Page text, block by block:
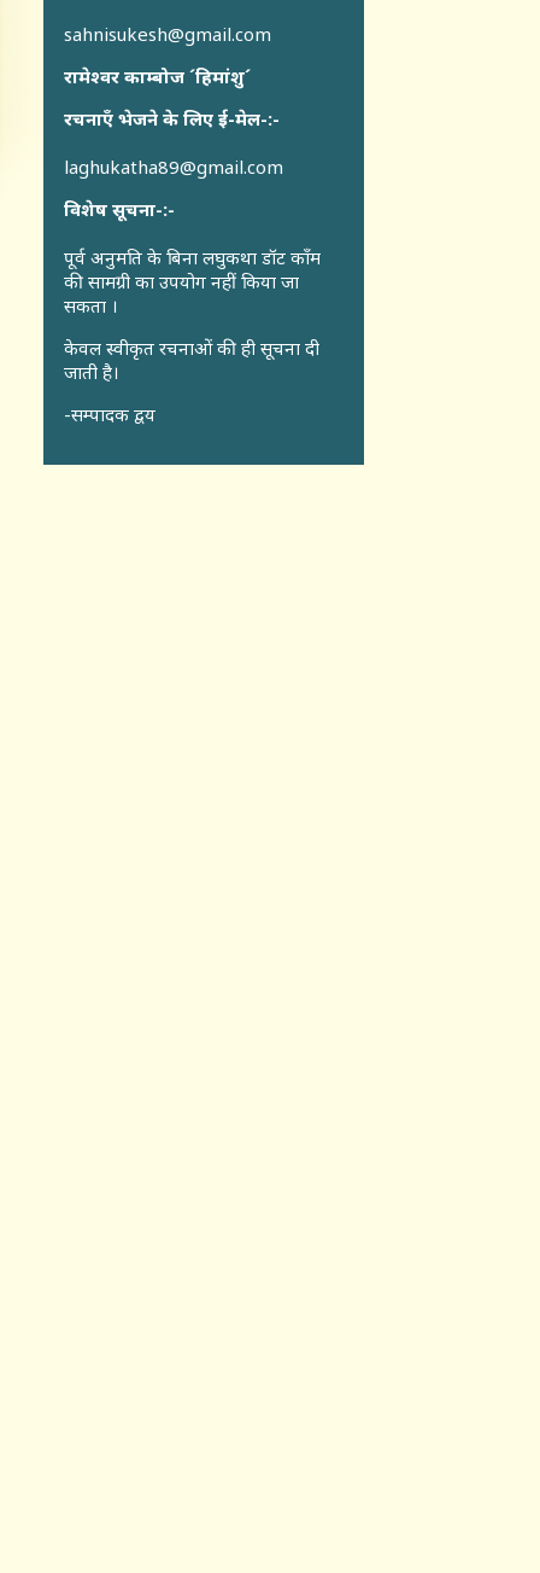
sahnisukesh@gmail.com
रामेश्वर काम्बोज ´हिमांशु´
रचनाएँ भेजने के लिए ई-मेल-:-
laghukatha89@gmail.com
विशेष सूचना-:-
पूर्व अनुमति के बिना लघुकथा डॉट कॉंम
की सामग्री का उपयोग नहीं किया जा
सकता ।
केवल स्वीकृत रचनाओं की ही सूचना दी
जाती है।
-सम्पादक द्वय